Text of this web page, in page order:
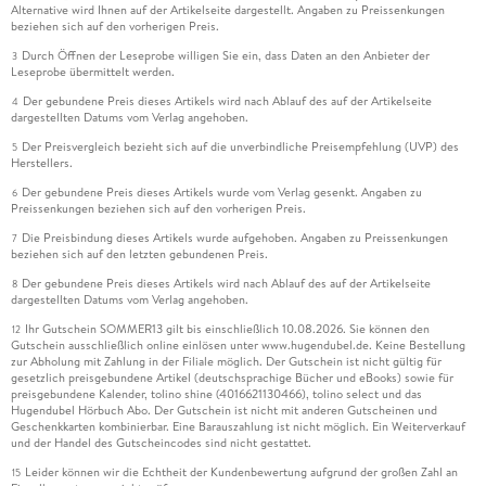
Alternative wird Ihnen auf der Artikelseite dargestellt. Angaben zu Preissenkungen
beziehen sich auf den vorherigen Preis.
3 Durch Öffnen der Leseprobe willigen Sie ein, dass Daten an den Anbieter der
Leseprobe übermittelt werden.
4 Der gebundene Preis dieses Artikels wird nach Ablauf des auf der Artikelseite
dargestellten Datums vom Verlag angehoben.
5 Der Preisvergleich bezieht sich auf die unverbindliche Preisempfehlung (UVP) des
Herstellers.
6 Der gebundene Preis dieses Artikels wurde vom Verlag gesenkt. Angaben zu
Preissenkungen beziehen sich auf den vorherigen Preis.
7 Die Preisbindung dieses Artikels wurde aufgehoben. Angaben zu Preissenkungen
beziehen sich auf den letzten gebundenen Preis.
8 Der gebundene Preis dieses Artikels wird nach Ablauf des auf der Artikelseite
dargestellten Datums vom Verlag angehoben.
12 Ihr Gutschein SOMMER13 gilt bis einschließlich 10.08.2026. Sie können den
Gutschein ausschließlich online einlösen unter www.hugendubel.de. Keine Bestellung
zur Abholung mit Zahlung in der Filiale möglich. Der Gutschein ist nicht gültig für
gesetzlich preisgebundene Artikel (deutschsprachige Bücher und eBooks) sowie für
preisgebundene Kalender, tolino shine (4016621130466), tolino select und das
Hugendubel Hörbuch Abo. Der Gutschein ist nicht mit anderen Gutscheinen und
Geschenkkarten kombinierbar. Eine Barauszahlung ist nicht möglich. Ein Weiterverkauf
und der Handel des Gutscheincodes sind nicht gestattet.
15 Leider können wir die Echtheit der Kundenbewertung aufgrund der großen Zahl an